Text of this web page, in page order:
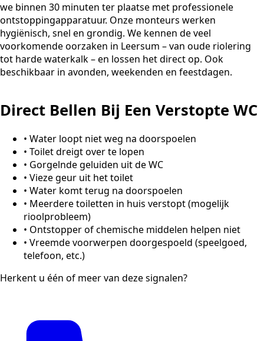
we binnen 30 minuten ter plaatse met professionele
ontstoppingapparatuur. Onze monteurs werken
hygiënisch, snel en grondig. We kennen de veel
voorkomende oorzaken in Leersum – van oude riolering
tot harde waterkalk – en lossen het direct op. Ook
beschikbaar in avonden, weekenden en feestdagen.
Direct Bellen Bij Een Verstopte WC
• Water loopt niet weg na doorspoelen
• Toilet dreigt over te lopen
• Gorgelnde geluiden uit de WC
• Vieze geur uit het toilet
• Water komt terug na doorspoelen
• Meerdere toiletten in huis verstopt (mogelijk
rioolprobleem)
• Ontstopper of chemische middelen helpen niet
• Vreemde voorwerpen doorgespoeld (speelgoed,
telefoon, etc.)
Herkent u één of meer van deze signalen?